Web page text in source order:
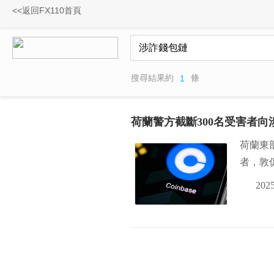
<<返回FX110首頁
搜尋結果約 1 條
荷蘭警方截斷300名受害者向
荷蘭東
者，敦